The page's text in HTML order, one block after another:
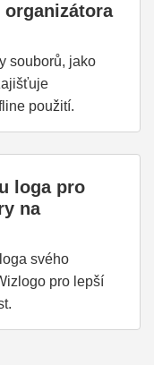
souborů, jako
použití.
loga pro
na
svého
pro lepší